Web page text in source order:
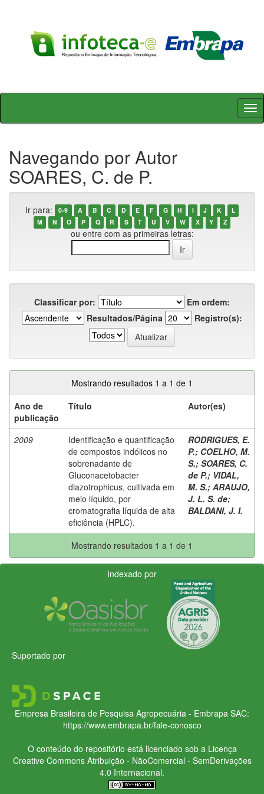
Skip
Navegando por Autor
SOARES, C. de P.
Ir para: 0-9 A B C D E F G H I J K
L
M
N O P Q R S T U V W X Y Z
ou entre com as primeiras letras:
Classificar por:
Em ordem:
Resultados/Página
Registro(s):
Mostrando resultados 1 a 1 de 1
Ano de
publicação
Título Autor(es)
2009
Identificação e quantificação
de compostos indólicos no
sobrenadante de
Gluconacetobacter
diazotrophicus, cultivada em
meio líquido, por
cromatografia líquida de alta
eficiência (HPLC).
RODRIGUES, E.
P.; COELHO, M.
S.; SOARES, C.
de P.; VIDAL,
M. S.; ARAUJO,
J. L. S. de;
BALDANI, J. I.
Mostrando resultados 1 a 1 de 1
Indexado por
Suportado por
Empresa Brasileira de Pesquisa Agropecuária - Embrapa SAC:
https://www.embrapa.br/fale-conosco
O conteúdo do repositório está licenciado sob a Licença
Creative CommonsAtribuição - NãoComercial - SemDerivações
4.0 Internacional.